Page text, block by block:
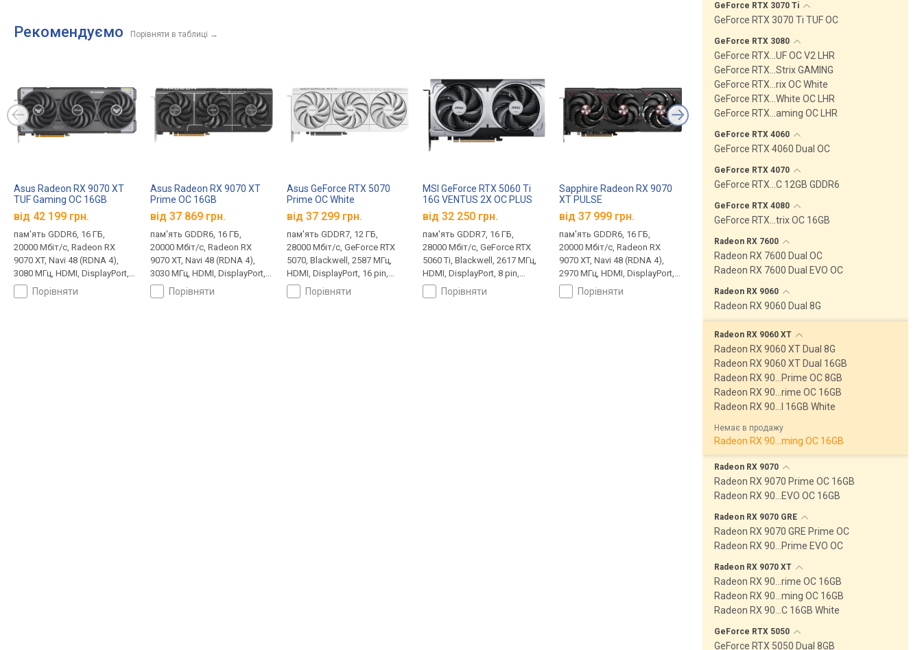
Рекомендуємо Порівняти в таблиці →
Asus Radeon RX 9070 XT
TUF Gaming OC 16GB
від 42 199 грн.
пам'ять GDDR6, 16 ГБ,
20000 Мбіт/с, Radeon RX
9070 XT, Navi 48 (RDNA 4),
3080 МГц, HDMI, DisplayPort,
підсвічування, 8 + 8 + 8 pin,
330 Вт
порівняти
Asus Radeon RX 9070 XT
Prime OC 16GB
від 37 869 грн.
пам'ять GDDR6, 16 ГБ,
20000 Мбіт/с, Radeon RX
9070 XT, Navi 48 (RDNA 4),
3030 МГц, HDMI, DisplayPort, 8
+ 8 + 8 pin, 304 Вт
порівняти
Asus GeForce RTX 5070
Prime OC White
від 37 299 грн.
пам'ять GDDR7, 12 ГБ,
28000 Мбіт/с, GeForce RTX
5070, Blackwell, 2587 МГц,
HDMI, DisplayPort, 16 pin,
White Edition
порівняти
MSI GeForce RTX 5060 Ti
16G VENTUS 2X OC PLUS
від 32 250 грн.
пам'ять GDDR7, 16 ГБ,
28000 Мбіт/с, GeForce RTX
5060 Ti, Blackwell, 2617 МГц,
HDMI, DisplayPort, 8 pin,
180 Втпорівняти
Sapphire Radeon RX 9070
XT PULSE
від 37 999 грн.
пам'ять GDDR6, 16 ГБ,
20000 Мбіт/с, Radeon RX
9070 XT, Navi 48 (RDNA 4),
2970 МГц, HDMI, DisplayPort, 8
+ 8 pin, 304 Вт
порівняти
Sapphire Radeon RX 9070
XT NITRO+
від 44 300 грн.
20000 Мбіт/с, Radeon RX
9070 XT, Navi 48 (RDNA 4),
3060 МГц, HDMI, DisplayPort,
підсвічування, 16 pin, 330 Вт
порівняти
MSI GeForce RTX
HDMI, DisplayPort, 8
GeForce RTX 3070 Ti
GeForce RTX 3070 Ti TUF OC
GeForce RTX 3080
GeForce RTX…UF OC V2 LHR
GeForce RTX…Strix GAMING
GeForce RTX…rix OC White
GeForce RTX…White OC LHR
GeForce RTX…aming OC LHR
GeForce RTX 4060
GeForce RTX 4060 Dual OC
GeForce RTX 4070
GeForce RTX…C 12GB GDDR6
GeForce RTX 4080
GeForce RTX…trix OC 16GB
Radeon RX 7600
Radeon RX 7600 Dual OC
Radeon RX 7600 Dual EVO OC
Radeon RX 9060
Radeon RX 9060 Dual 8G
Radeon RX 9060 XT
Radeon RX 9060 XT Dual 8G
Radeon RX 9060 XT Dual 16GB
Radeon RX 90…Prime OC 8GB
Radeon RX 90…rime OC 16GB
Radeon RX 90…l 16GB White
Немає в продажу
Radeon RX 90…ming OC 16GB
Radeon RX 9070
Radeon RX 9070 Prime OC 16GB
Radeon RX 90…EVO OC 16GB
Radeon RX 9070 GRE
Radeon RX 9070 GRE Prime OC
Radeon RX 90…Prime EVO OC
Radeon RX 9070 XT
Radeon RX 90…rime OC 16GB
Radeon RX 90…ming OC 16GB
Radeon RX 90…C 16GB White
GeForce RTX 5050
GeForce RTX 5050 Dual 8GB